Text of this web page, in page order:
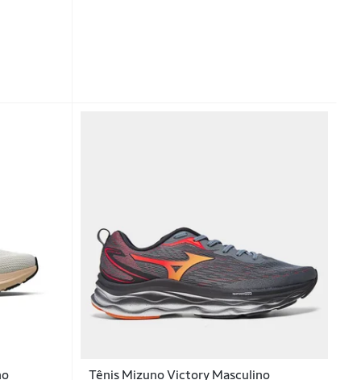
Tênis Mizuno Victory Masculino